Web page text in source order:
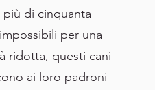
di cinquanta
per una
ridotta, questi cani
ai loro padroni